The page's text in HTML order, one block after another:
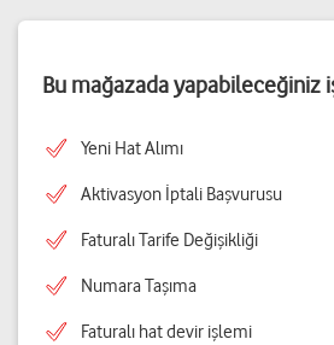
Bu mağazada yapabileceğiniz
Yeni Hat Alımı
Aktivasyon İptali Başvurusu
Faturalı Tarife Değişikliği
Numara Taşıma
Faturalı hat devir işlemi